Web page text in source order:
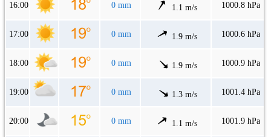
16:00 0 mm 1.1 m/s 1000.8 hPa
17:00 0 mm 1.9 m/s 1000.6 hPa
18:00 0 mm 1.9 m/s 1000.9 hPa
19:00 0 mm 1.3 m/s 1001.4 hPa
20:00 0 mm 1.1 m/s 1001.9 hPa